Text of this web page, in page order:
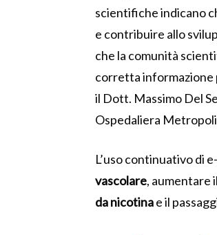
scientifiche indicano
e contribuire allo
che la comunità
corretta informazione
il Dott. Massimo Del
Ospedaliera
L’uso continuativo di
vascolare, aumentare
da nicotinae il